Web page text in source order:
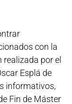
con la
por el
Esplá de
informativos,
Fin de Máster